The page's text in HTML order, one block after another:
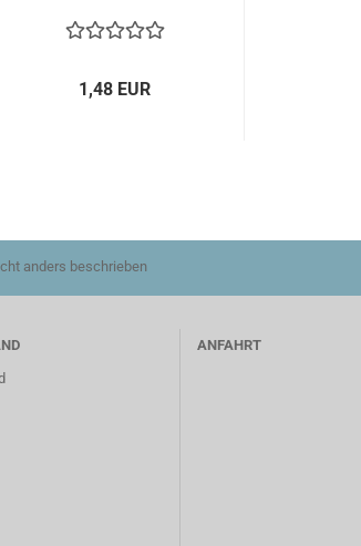
1,48 EUR
anders beschrieben
ANFAHRT